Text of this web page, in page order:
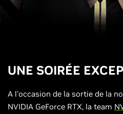
UNE SOIRÉE
A l'occasion de la sortie de la
NVIDIA GeForce RTX, la team